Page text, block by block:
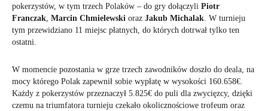
pokerzystów, w tym trzech Polaków – do gry dołączyli Piotr
Franczak, Marcin Chmielewski oraz Jakub Michalak. W turnieju
tym przewidziano 11 miejsc płatnych, do których dotrwał tylko ten
ostatni.
W momencie pozostania w grze trzech zawodników doszło do deala, na
mocy którego Polak zapewnił sobie wypłatę w wysokości 160.658€.
Każdy z pokerzystów przeznaczył 5.825€ do puli dla zwycięzcy, dzięki
czemu na triumfatora turnieju czekało okolicznościowe trofeum oraz